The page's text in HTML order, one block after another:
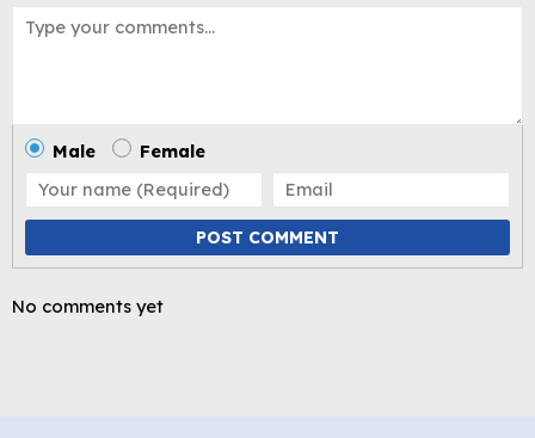
Male Female
POST COMMENT
No comments yet